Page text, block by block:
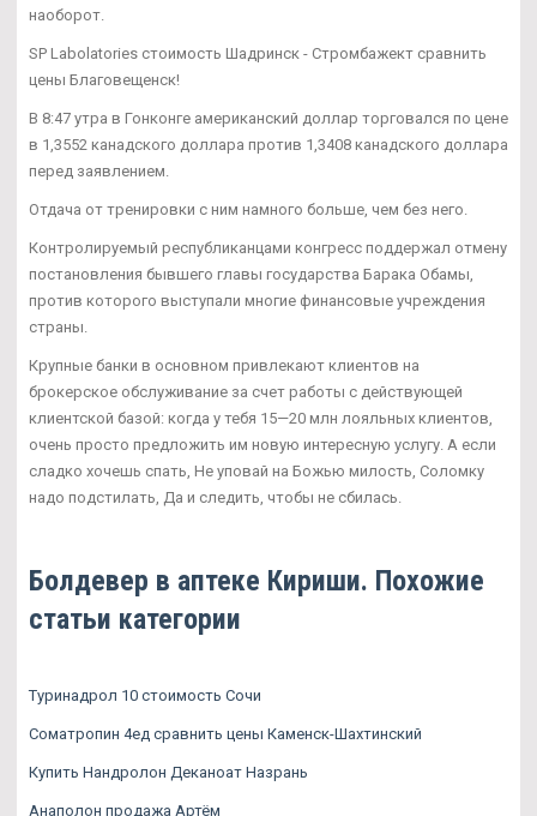
наоборот.
SP Labolatories стоимость Шадринск - Стромбажект сравнить
цены Благовещенск!
В 8:47 утра в Гонконге американский доллар торговался по цене
в 1,3552 канадского доллара против 1,3408 канадского доллара
перед заявлением.
Отдача от тренировки с ним намного больше, чем без него.
Контролируемый республиканцами конгресс поддержал отмену
постановления бывшего главы государства Барака Обамы,
против которого выступали многие финансовые учреждения
страны.
Крупные банки в основном привлекают клиентов на
брокерское обслуживание за счет работы с действующей
клиентской базой: когда у тебя 15—20 млн лояльных клиентов,
очень просто предложить им новую интересную услугу. А если
сладко хочешь спать, Не уповай на Божью милость, Соломку
надо подстилать, Да и следить, чтобы не сбилась.
Болдевер в аптеке Кириши. Похожие
статьи категории
Туринадрол 10 стоимость Сочи
Cоматропин 4ед сравнить цены Каменск-Шахтинский
Купить Нандролон Деканоат Назрань
Анаполон продажа Артём